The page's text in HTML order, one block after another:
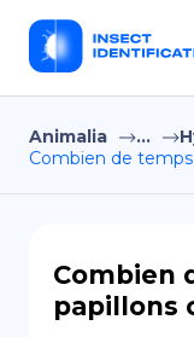
Animalia ...
Combien de
Combien
papillons